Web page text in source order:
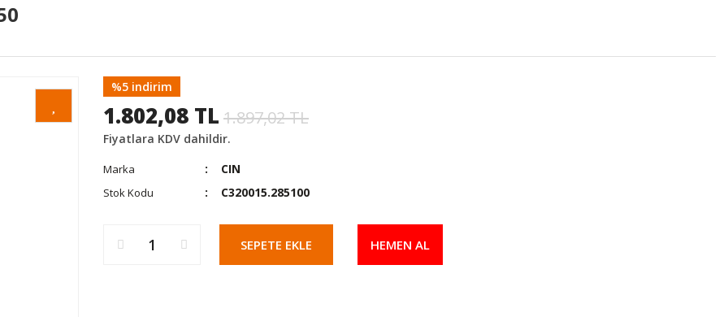
%5 indirim
1.802,08 TL 1.897,02 TL
Fiyatlara KDV dahildir.
Marka CIN
Stok Kodu C320015.285100
SEPETE EKLE HEMEN AL